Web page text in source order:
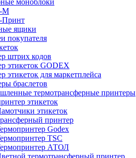
моноблоки
М
ящики
покупателя
штрих кодов
этикеток GODEX
этикеток для маркетплейса
браслетов
термотрансферные принтеры
этикеток
этикеток
принтер
Godex
TSC
АТОЛ
термотрансферный принтер